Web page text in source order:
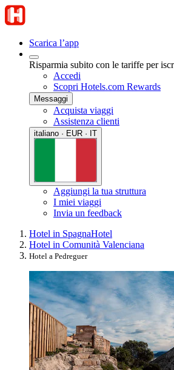
Scarica l’app
Risparmia subito con le tariffe per
Accedi
Scopri Hotels.com Rewards
Messaggi
Acquista viaggi
Assistenza clienti
italiano · EUR · IT
Aggiungi la tua struttura
I miei viaggi
Invia un feedback
Hotel in SpagnaHotel
Hotel in Comunità Valenciana
Hotel a Pedreguer